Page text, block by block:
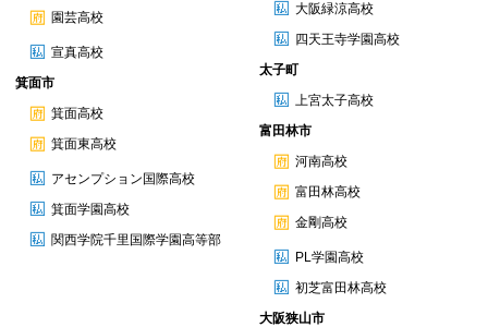
園芸高校
宣真高校
箕面市
箕面高校
箕面東高校
アセンプション国際高校
箕面学園高校
関西学院千里国際学園高等部
大阪緑涼高校
四天王寺学園高校
太子町
上宮太子高校
富田林市
河南高校
富田林高校
金剛高校
PL学園高校
初芝富田林高校
大阪狭山市